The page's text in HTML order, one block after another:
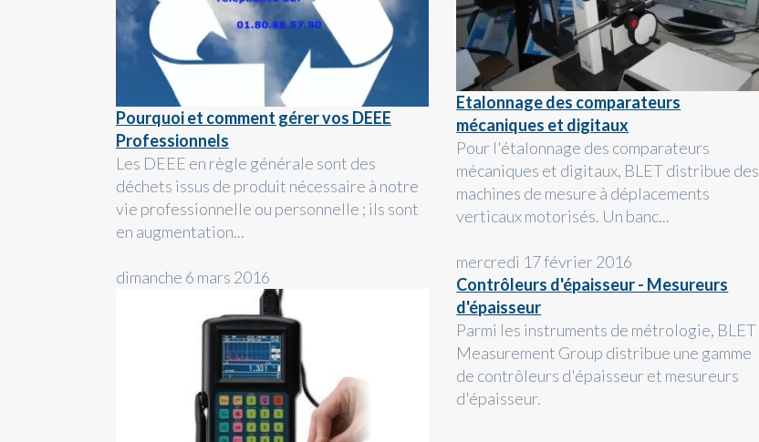
Pourquoi et comment gérer vos DEEE
Professionnels
Les DEEE en règle générale sont des
déchets issus de produit nécessaire à notre
vie professionnelle ou personnelle ; ils sont
en augmentation...
dimanche 6 mars 2016
Etalonnage des comparateurs
mécaniques et digitaux
Pour l'étalonnage des comparateurs
mécaniques et digitaux, BLET distribue des
machines de mesure à déplacements
verticaux motorisés. Un banc...
mercredi 17 février 2016
Contrôleurs d'épaisseur - Mesureurs
d'épaisseur
Parmi les instruments de métrologie, BLET
Measurement Group distribue une gamme
de contrôleurs d'épaisseur et mesureurs
d'épaisseur.